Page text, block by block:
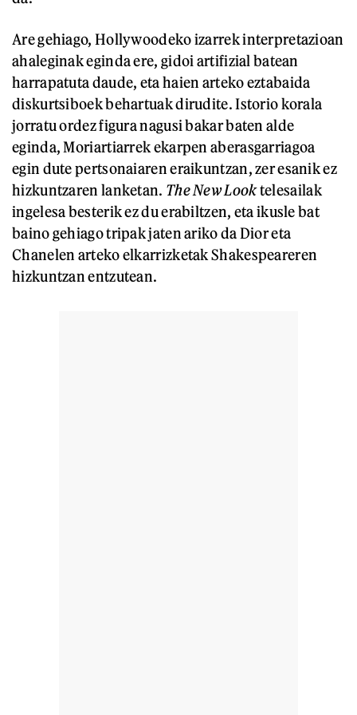
Are gehiago, Hollywoodeko izarrek interpretazioan
ahaleginak eginda ere, gidoi artifizial batean
harrapatuta daude, eta haien arteko eztabaida
diskurtsiboek behartuak dirudite. Istorio korala
jorratu ordez figura nagusi bakar baten alde
eginda, Moriartiarrek ekarpen aberasgarriagoa
egin dute pertsonaiaren eraikuntzan, zer esanik ez
hizkuntzaren lanketan. The New Looktelesailak
ingelesa besterik ez du erabiltzen, eta ikusle bat
baino gehiago tripak jaten ariko da Dior eta
Chanelen arteko elkarrizketak Shakespeareren
hizkuntzan entzutean.